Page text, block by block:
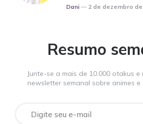
Posted
Dani 2 de dezembro de
Resumo
Junte-se a mais de 10.000 otakus
newsletter semanal sobre animes